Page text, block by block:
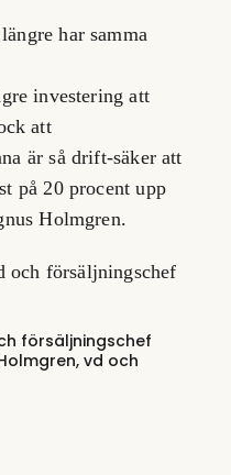
har samma
investering att
att
är så drift-säker att
på 20 procent upp
Holmgren.
försäljningschef
vd och